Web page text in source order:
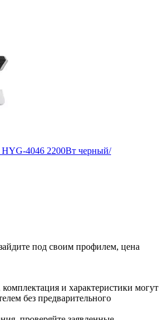
HYG-4046 2200Вт черный/
под своим профилем, цена
и характеристики могут
без предварительного